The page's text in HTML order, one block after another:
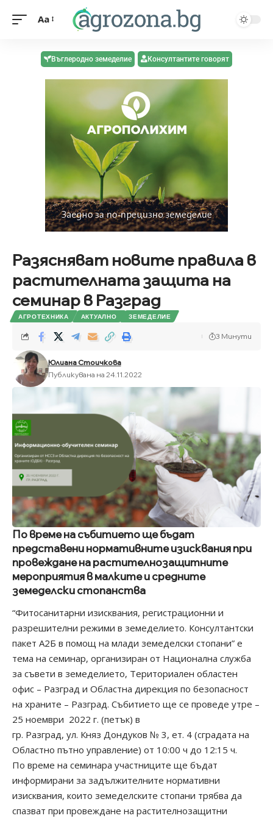
Aa
Въглеродно земеделие Консултантите говорят
Разясняват новите правила в
растителната защита на
семинар в Разград
АГРОТЕХНИКА АКТУАЛНО ЗЕМЕДЕЛИЕ
Юлиана Стоичкова
Публикувана на 24.11.2022
3 Минути
По време на събитието ще бъдат
представени нормативните изисквания при
провеждане на растителнозащитните
мероприятия в малките и средните
земеделски стопанства
“Фитосанитарни изисквания, регистрационни и
разрешителни режими в земеделието. Консултантски
пакет А2Б в помощ на млади земеделски стопани” е
тема на семинар, организиран от Национална служба
за съвети в земеделието, Териториален областен
офис – Разград и Областна дирекция по безопасност
на храните – Разград. Събитието ще се проведе утре –
25 ноември 2022 г. (петък) в
гр. Разград, ул. Княз Дондуков № 3, ет. 4 (сградата на
Областно пътно управление) от 10:00 ч до 12:15 ч.
По време на семинара участниците ще бъдат
информирани за задължителните нормативни
изисквания, които земеделските стопани трябва да
спазват при провеждане на растителнозащитни